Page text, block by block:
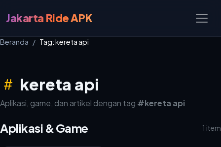
Jakarta Ride APK
Beranda Tag: kereta api
kereta api
Aplikasi, game, dan artikel dengan tag #kereta api
Aplikasi & Game 1 item